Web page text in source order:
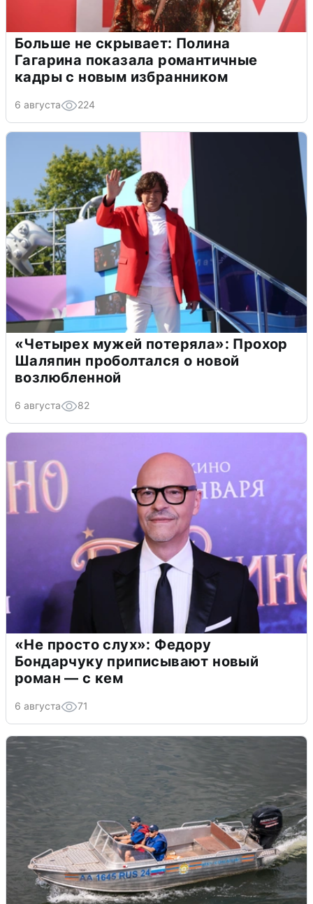
Больше не скрывает: Полина
Гагарина показала романтичные
кадры с новым избранником
6 августа 224
«Четырех мужей потеряла»: Прохор
Шаляпин проболтался о новой
возлюбленной
6 августа 82
«Не просто слух»: Федору
Бондарчуку приписывают новый
роман — с кем
6 августа 71